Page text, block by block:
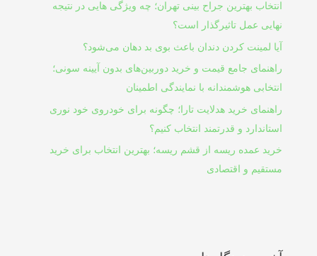
انتخاب بهترین جراح بینی تهران؛ چه ویژگی هایی در نتیجه
نهایی عمل تاثیرگذار است؟
آیا لمینت کردن دندان باعث بوی بد دهان می‌شود؟
راهنمای جامع قیمت و خرید دوربین‌های بدون آیینه سونی؛
انتخابی هوشمندانه با نمایندگی اطمینان
راهنمای خرید هدلایت تارا؛ چگونه برای خودروی خود نوری
استاندارد و قدرتمند انتخاب کنیم؟
خرید عمده ریسه از قشم ریسه؛ بهترین انتخاب برای خرید
مستقیم و اقتصادی